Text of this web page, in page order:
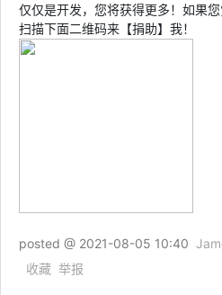
仅仅是开发，您将获得更多！如果
扫描下面二维码来【捐助】我！
posted @ 2021-08-05 10:40
收藏 举报